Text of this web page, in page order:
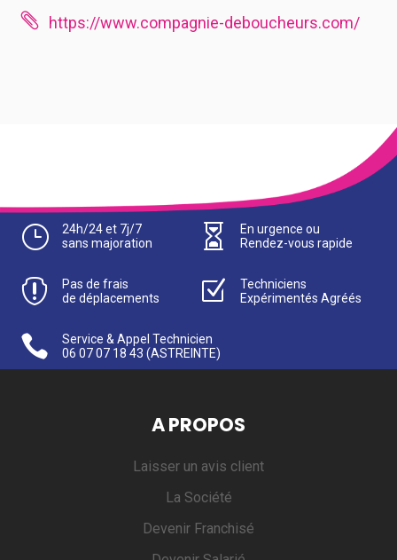
 https://www.compagnie-deboucheurs.com/
}
24h/24 et 7j/7
sans majoration

En urgence ou
Rendez-vous rapide

Pas de frais
de déplacements
Z
Techniciens
Expérimentés Agréés

Service & Appel Technicien
06 07 07 18 43 (ASTREINTE)
A PROPOS
Laisser un avis client
La Société
Devenir Franchisé